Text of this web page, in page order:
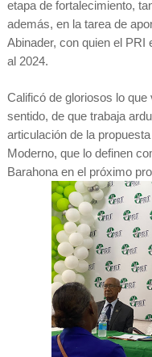
etapa de fortalecimiento,
además, en la tarea de
Abinader, con quien el PRI
al 2024.
Calificó de gloriosos lo
sentido, de que trabaja
articulación de la
Moderno, que lo definen
Barahona en el próximo